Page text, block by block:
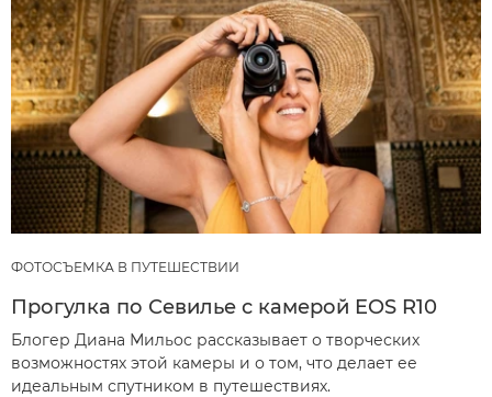
ФОТОСЪЕМКА В ПУТЕШЕСТВИИ
Прогулка по Севилье с камерой EOS R10
Блогер Диана Мильос рассказывает о творческих
возможностях этой камеры и о том, что делает ее
идеальным спутником в путешествиях.